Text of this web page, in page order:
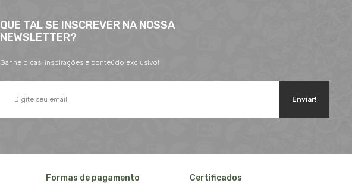
QUE TAL SE INSCREVER NA NOSSA
NEWSLETTER?
Ganhe dicas, inspirações e conteúdo exclusivo!
Enviar!
Formas de pagamento Certificados